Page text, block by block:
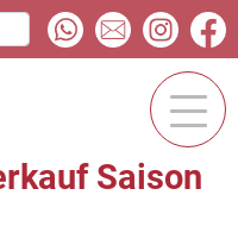
Saison